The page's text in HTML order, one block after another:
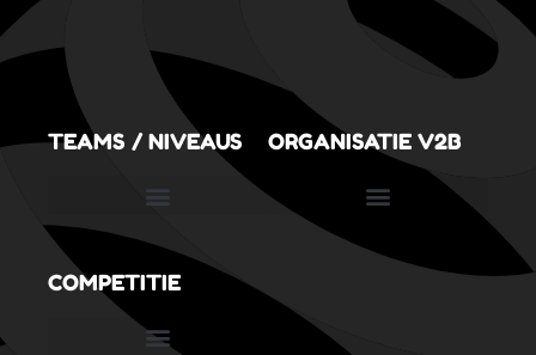
TEAMS / NIVEAUS ORGANISATIE V2B
COMPETITIE